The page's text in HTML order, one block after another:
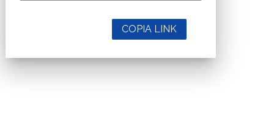
COPIA LINK